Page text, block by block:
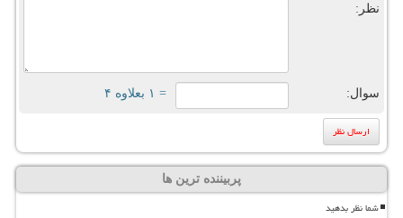
نظر:
سوال: = ۱ بعلاوه ۴
پربیننده ترین ها
شما نظر بدهید